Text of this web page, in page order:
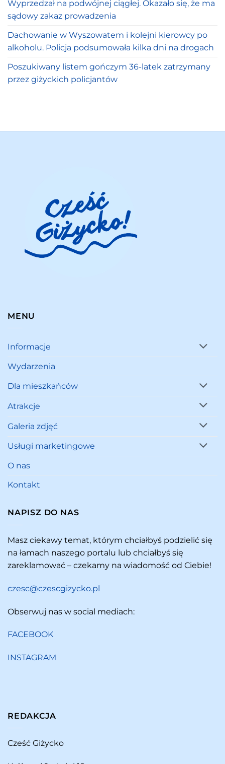
Wyprzedzał na podwójnej ciągłej. Okazało się, że ma
sądowy zakaz prowadzenia
Dachowanie w Wyszowatem i kolejni kierowcy po
alkoholu. Policja podsumowała kilka dni na drogach
Poszukiwany listem gończym 36-latek zatrzymany
przez giżyckich policjantów
MENU
Informacje
Wydarzenia
Dla mieszkańców
Atrakcje
Galeria zdjęć
Usługi marketingowe
O nas
Kontakt
NAPISZ DO NAS
Masz ciekawy temat, którym chciałbyś podzielić się
na łamach naszego portalu lub chciałbyś się
zareklamować – czekamy na wiadomość od Ciebie!
czesc@czescgizycko.pl
Obserwuj nas w social mediach:
FACEBOOK
INSTAGRAM
REDAKCJA
Cześć Giżycko